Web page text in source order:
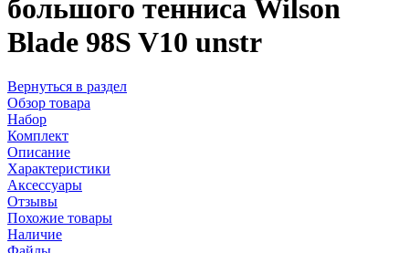
большого тенниса Wilson
Blade 98S V10 unstr
Вернуться в раздел
Обзор товара
Набор
Комплект
Описание
Характеристики
Аксессуары
Отзывы
Похожие товары
Наличие